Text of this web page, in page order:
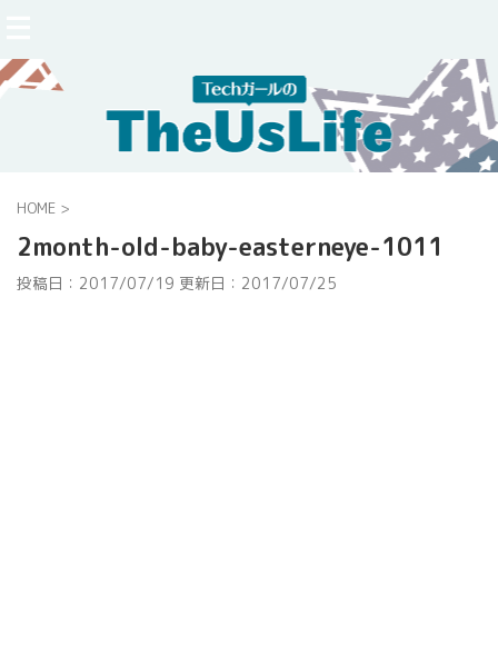
HOME >
2month-old-baby-easterneye-1011
投稿日：2017/07/19 更新日： 2017/07/25